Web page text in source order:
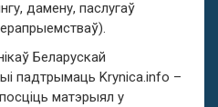
дамену, паслугаў
Беларускай
падтрымаць Krynica.info –
матэрыял у